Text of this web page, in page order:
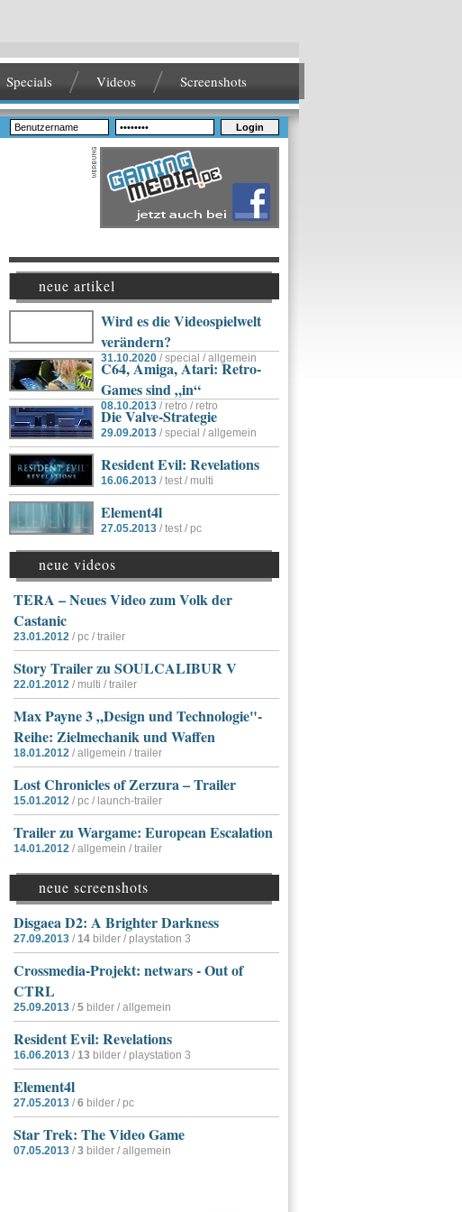
Specials Videos Screenshots
Login
neue artikel
Wird es die Videospielwelt
verändern?
31.10.2020 / special / allgemein
C64, Amiga, Atari: Retro-
Games sind „in“
08.10.2013 / retro / retro
Die Valve-Strategie
29.09.2013 / special / allgemein
Resident Evil: Revelations
16.06.2013 / test / multi
Element4l
27.05.2013 / test / pc
neue videos
TERA – Neues Video zum Volk der
Castanic
23.01.2012 / pc / trailer
Story Trailer zu SOULCALIBUR V
22.01.2012 / multi / trailer
Max Payne 3 „Design und Technologie"-
Reihe: Zielmechanik und Waffen
18.01.2012 / allgemein / trailer
Lost Chronicles of Zerzura – Trailer
15.01.2012 / pc / launch-trailer
Trailer zu Wargame: European Escalation
14.01.2012 / allgemein / trailer
neue screenshots
Disgaea D2: A Brighter Darkness
27.09.2013 / 14 bilder / playstation 3
Crossmedia-Projekt: netwars - Out of
CTRL
25.09.2013 / 5 bilder / allgemein
Resident Evil: Revelations
16.06.2013 / 13 bilder / playstation 3
Element4l
27.05.2013 / 6 bilder / pc
Star Trek: The Video Game
07.05.2013 / 3 bilder / allgemein